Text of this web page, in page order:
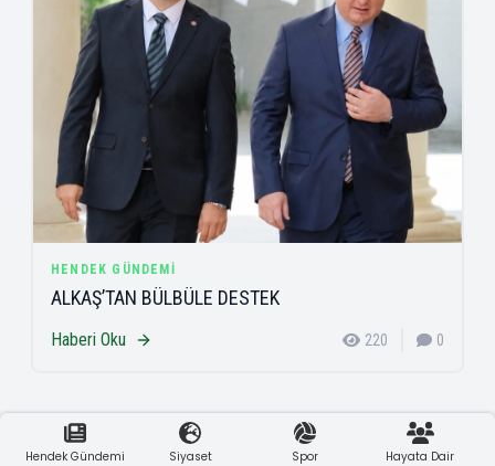
HENDEK GÜNDEMI
ALKAŞ’TAN BÜLBÜLE DESTEK
Haberi Oku 220 0
Hendek Gündemi Siyaset Spor Hayata Dair